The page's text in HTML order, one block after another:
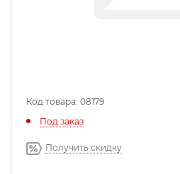
Код товара: 08179
Под заказ
Получить скидку